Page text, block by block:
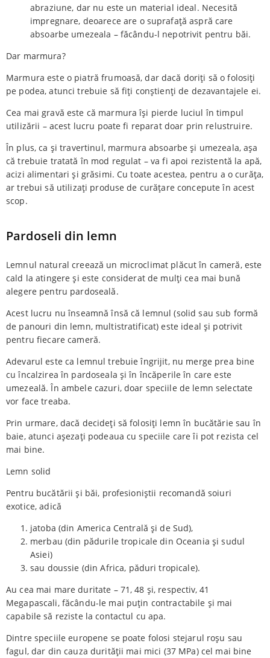
abraziune, dar nu este un material ideal. Necesită
impregnare, deoarece are o suprafață aspră care
absoarbe umezeala – făcându-l nepotrivit pentru băi.
Dar marmura?
Marmura este o piatră frumoasă, dar dacă doriți să o folosiți
pe podea, atunci trebuie să fiți conștienți de dezavantajele ei.
Cea mai gravă este că marmura își pierde luciul în timpul
utilizării – acest lucru poate fi reparat doar prin relustruire.
În plus, ca și travertinul, marmura absoarbe și umezeala, așa
că trebuie tratată în mod regulat – va fi apoi rezistentă la apă,
acizi alimentari și grăsimi. Cu toate acestea, pentru a o curăța,
ar trebui să utilizați produse de curățare concepute în acest
scop.
Pardoseli din lemn
Lemnul natural creează un microclimat plăcut în cameră, este
cald la atingere și este considerat de mulți cea mai bună
alegere pentru pardoseală.
Acest lucru nu înseamnă însă că lemnul (solid sau sub formă
de panouri din lemn, multistratificat) este ideal și potrivit
pentru fiecare cameră.
Adevarul este ca lemnul trebuie îngrijit, nu merge prea bine
cu încalzirea în pardoseala și în încăperile în care este
umezeală. În ambele cazuri, doar speciile de lemn selectate
vor face treaba.
Prin urmare, dacă decideți să folosiți lemn în bucătărie sau în
baie, atunci așezați podeaua cu speciile care îi pot rezista cel
mai bine.
Lemn solid
Pentru bucătării și băi, profesioniștii recomandă soiuri
exotice, adică
jatoba (din America Centrală și de Sud),
merbau (din pădurile tropicale din Oceania și sudul
Asiei)
sau doussie (din Africa, păduri tropicale).
Au cea mai mare duritate – 71, 48 și, respectiv, 41
Megapascali, făcându-le mai puțin contractabile și mai
capabile să reziste la contactul cu apa.
Dintre speciile europene se poate folosi stejarul roșu sau
fagul, dar din cauza durității mai mici (37 MPa) cel mai bine